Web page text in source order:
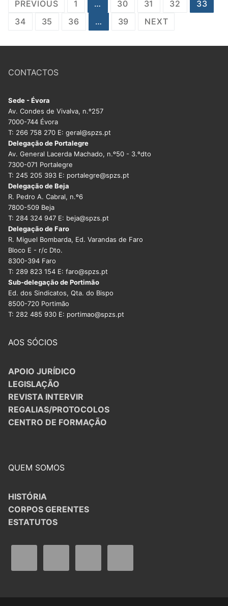
dos
PREVIOUS 1 … 30 31 32
33
34
35 36 … 39 NEXT
CONTACTOS
Sede - Évora
Av. Condes de Vivalva, n.º257
7000-744 Évora
T: 266 758 270 E: geral@spzs.pt
Delegação de Portalegre
Av. General Lacerda Machado, n.º50 - 3.ºdto
7300-071 Portalegre
T: 245 205 393 E: portalegre@spzs.pt
Delegação de Beja
R. Pedro A. Cabral, n.º6
7800-509 Beja
T: 284 324 947 E: beja@spzs.pt
Delegação de Faro
R. Miguel Bombarda, Ed. Varandas de Faro
Bloco E - r/c Dto.
8300-394 Faro
T: 289 823 154 E: faro@spzs.pt
Sub-delegação de Portimão
Ed. dos Sindicatos, Qta. do Bispo
8500-720 Portimão
T: 282 485 930 E: portimao@spzs.pt
AOS SÓCIOS
APOIO JURÍDICO
LEGISLAÇÃO
REVISTA INTERVIR
REGALIAS/PROTOCOLOS
CENTRO DE FORMAÇÃO
QUEM SOMOS
HISTÓRIA
CORPOS GERENTES
ESTATUTOS